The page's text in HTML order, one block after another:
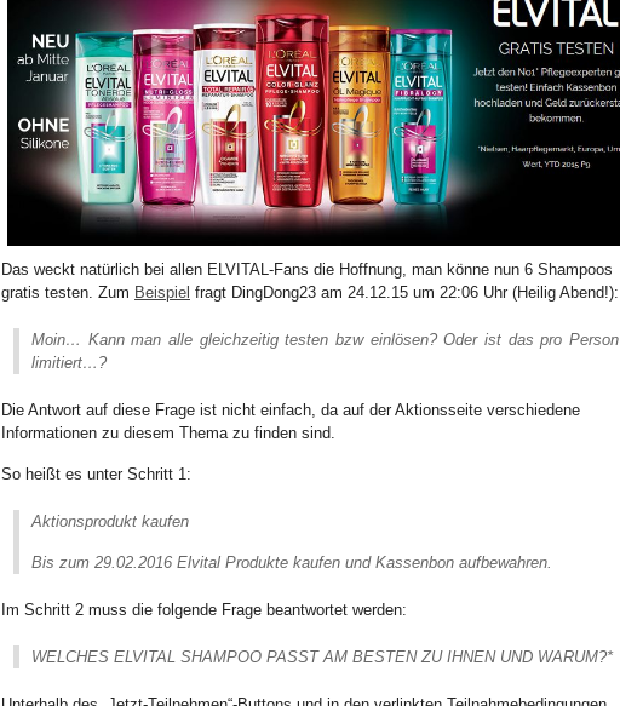
Das weckt natürlich bei allen ELVITAL-Fans die Hoffnung, man könne nun 6 Shampoos
gratis testen. Zum Beispiel fragt DingDong23 am 24.12.15 um 22:06 Uhr (Heilig Abend!):
Moin… Kann man alle gleichzeitig testen bzw einlösen? Oder ist das pro Person
limitiert…?
Die Antwort auf diese Frage ist nicht einfach, da auf der Aktionsseite verschiedene
Informationen zu diesem Thema zu finden sind.
So heißt es unter Schritt 1:
Aktionsprodukt kaufen
Bis zum 29.02.2016 Elvital Produkte kaufen und Kassenbon aufbewahren.
Im Schritt 2 muss die folgende Frage beantwortet werden:
WELCHES ELVITAL SHAMPOO PASST AM BESTEN ZU IHNEN UND WARUM?*